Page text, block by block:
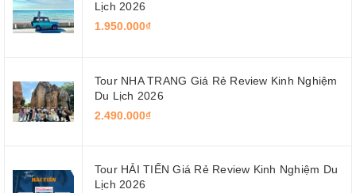
Lịch 2026
1.950.000₫
Tour NHA TRANG Giá Rẻ Review Kinh Nghiệm
Du Lịch 2026
2.490.000₫
Tour HẢI TIẾN Giá Rẻ Review Kinh Nghiệm Du
Lịch 2026